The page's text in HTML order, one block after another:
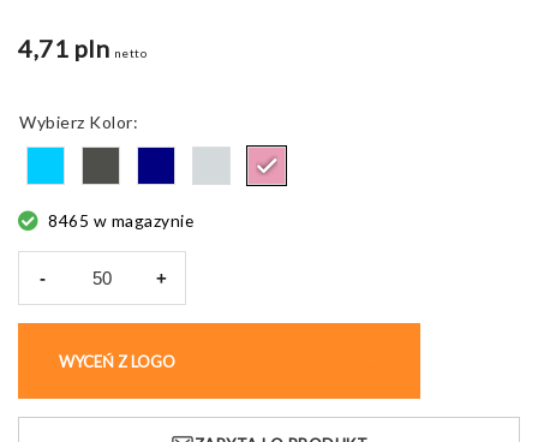
4,71 pln netto
Kolor
8465 w magazynie
-
z
filcu
+
WYCEŃ Z LOGO